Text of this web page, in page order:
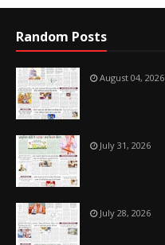
Random Posts
August 04, 2026
July 31, 2026
July 28, 2026